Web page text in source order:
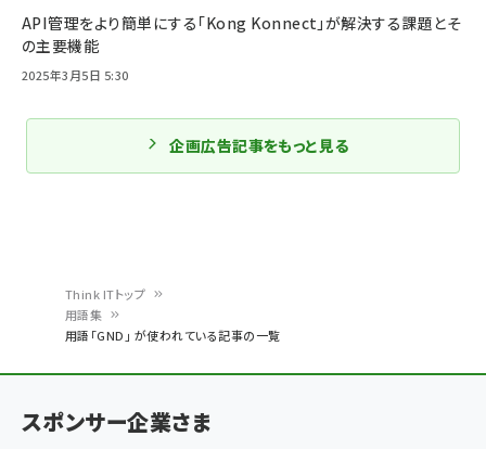
ン
く
ず
Think ITトップ
用語集
用語「GND」 が使われている記事の一覧
API管理をより簡単にする「Kong Konnect」が解決する課題とそ
の主要機能
2025年3月5日 5:30
企画広告記事をもっと見る
スポンサー企業さま